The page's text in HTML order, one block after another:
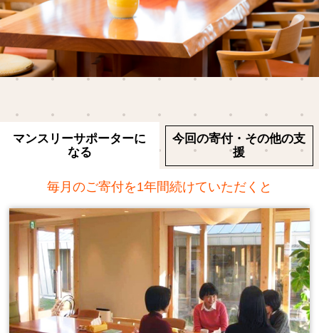
マンスリーサポーターに
なる
今回の寄付・その他の支
援
毎月のご寄付を1年間続けていただくと